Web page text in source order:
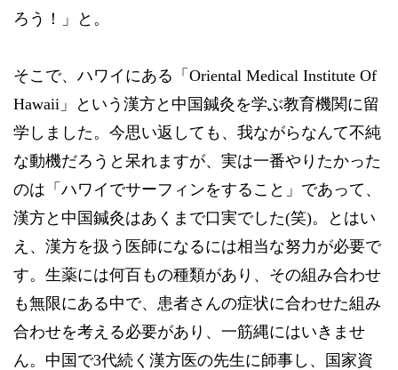
ろう！」と。
そこで、ハワイにある「Oriental Medical Institute Of
Hawaii」という漢方と中国鍼灸を学ぶ教育機関に留
学しました。今思い返しても、我ながらなんて不純
な動機だろうと呆れますが、実は一番やりたかった
のは「ハワイでサーフィンをすること」であって、
漢方と中国鍼灸はあくまで口実でした(笑)。とはい
え、漢方を扱う医師になるには相当な努力が必要で
す。生薬には何百もの種類があり、その組み合わせ
も無限にある中で、患者さんの症状に合わせた組み
合わせを考える必要があり、一筋縄にはいきませ
ん。中国で3代続く漢方医の先生に師事し、国家資